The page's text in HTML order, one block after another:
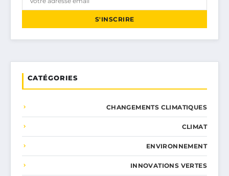
S'INSCRIRE
CATÉGORIES
CHANGEMENTS CLIMATIQUES
CLIMAT
ENVIRONNEMENT
INNOVATIONS VERTES